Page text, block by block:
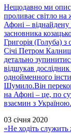
Нещодавно ми
проливає світло на
Афоні – віднайдену
засновника
Григорія (Голуба)
Січі Петром
детально
відшукав
однойменного
Шумило.Він
на Афоні – це, по
взаємин з Україною.
03 січня 2020
«Не ходіть